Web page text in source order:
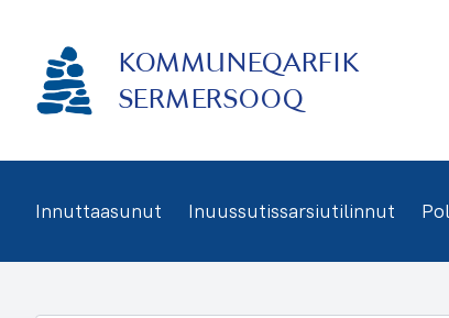
KOMMUNEQARFIK
SERMERSOOQ
Innuttaasunut Inuussutissarsiutilinnut